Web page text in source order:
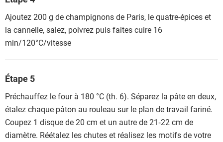
Ajoutez 200 g de champignons de Paris, le quatre-épices et
la cannelle, salez, poivrez puis faites cuire 16
min/120°C/vitesse
Étape 5
Préchauffez le four à 180 °C (th. 6). Séparez la pâte en deux,
étalez chaque pâton au rouleau sur le plan de travail fariné.
Coupez 1 disque de 20 cm et un autre de 21‑22 cm de
diamètre. Réétalez les chutes et réalisez les motifs de votre